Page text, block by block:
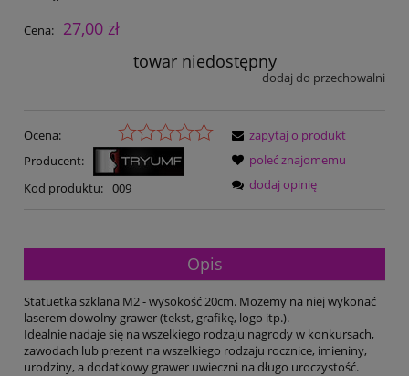
Cena:
27,00 zł
towar niedostępny
dodaj do przechowalni
Ocena:
Producent:
Kod produktu: 009
zapytaj o produkt
poleć znajomemu
dodaj opinię
Opis
Statuetka szklana M2 - wysokość 20cm. Możemy na niej wykonać
laserem dowolny grawer (tekst, grafikę, logo itp.).
Idealnie nadaje się na wszelkiego rodzaju nagrody w konkursach,
zawodach lub prezent na wszelkiego rodzaju rocznice, imieniny,
urodziny, a dodatkowy grawer uwieczni na długo uroczystość.